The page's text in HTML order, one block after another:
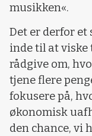
musikken«.
Det er derfor et
inde til at viske
rådgive om,
tjene flere
fokusere på,
økonomisk
den chance, vi